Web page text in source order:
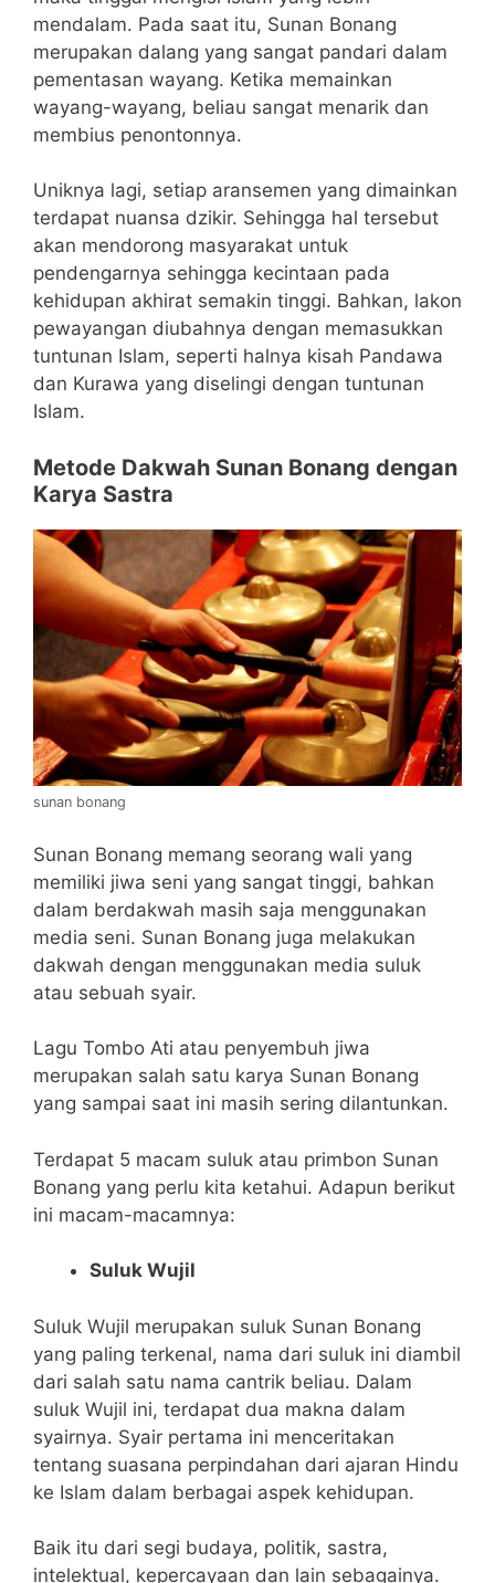
mendalam. Pada saat itu, Sunan Bonang
merupakan dalang yang sangat pandari dalam
pementasan wayang. Ketika memainkan
wayang-wayang, beliau sangat menarik dan
membius penontonnya.
Uniknya lagi, setiap aransemen yang dimainkan
terdapat nuansa dzikir. Sehingga hal tersebut
akan mendorong masyarakat untuk
pendengarnya sehingga kecintaan pada
kehidupan akhirat semakin tinggi. Bahkan, lakon
pewayangan diubahnya dengan memasukkan
tuntunan Islam, seperti halnya kisah Pandawa
dan Kurawa yang diselingi dengan tuntunan
Islam.
Metode Dakwah Sunan Bonang dengan
Karya Sastra
sunan bonang
Sunan Bonang memang seorang wali yang
memiliki jiwa seni yang sangat tinggi, bahkan
dalam berdakwah masih saja menggunakan
media seni. Sunan Bonang juga melakukan
dakwah dengan menggunakan media suluk
atau sebuah syair.
Lagu Tombo Ati atau penyembuh jiwa
merupakan salah satu karya Sunan Bonang
yang sampai saat ini masih sering dilantunkan.
Terdapat 5 macam suluk atau primbon Sunan
Bonang yang perlu kita ketahui. Adapun berikut
ini macam-macamnya:
Suluk Wujil
Suluk Wujil merupakan suluk Sunan Bonang
yang paling terkenal, nama dari suluk ini diambil
dari salah satu nama cantrik beliau. Dalam
suluk Wujil ini, terdapat dua makna dalam
syairnya. Syair pertama ini menceritakan
tentang suasana perpindahan dari ajaran Hindu
ke Islam dalam berbagai aspek kehidupan.
Baik itu dari segi budaya, politik, sastra,
intelektual, kepercayaan dan lain sebagainya.